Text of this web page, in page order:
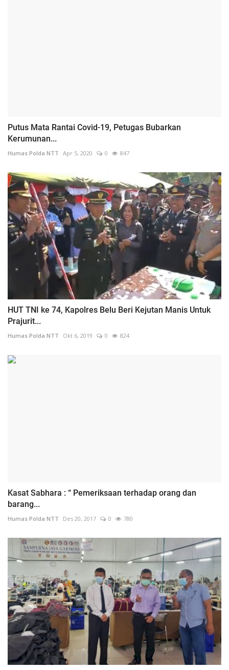
Putus Mata Rantai Covid-19, Petugas Bubarkan
Kerumunan...
Humas Polda NTT Apr 5, 2020 0 847
HUT TNI ke 74, Kapolres Belu Beri Kejutan Manis Untuk
Prajurit...
Humas Polda NTT Okt 6, 2019 0 824
Kasat Sabhara : “ Pemeriksaan terhadap orang dan
barang...
Humas Polda NTT Des 20, 2017 0 780